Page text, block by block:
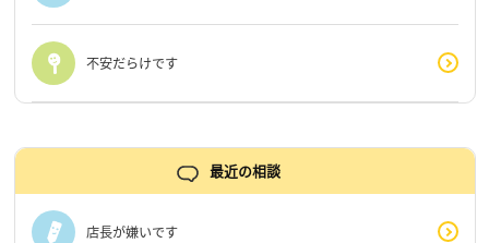
不安だらけです
最近の相談
店長が嫌いです